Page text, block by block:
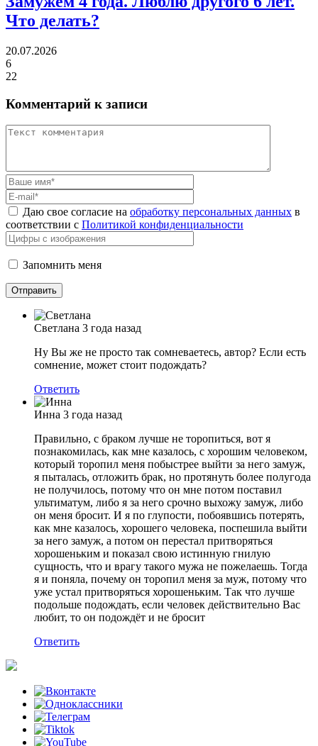
Что делать?
20.07.2026
6
22
Комментарий к записи
Даю свое согласие на обработку персональных данных в
соответствии с Политикой конфиденциальности
Запомнить меня
Светлана 3 года назад
Ну Вы же не просто так сомневаетесь, автор? Если есть
сомнение, может стоит подождать?
Ответить
Инна 3 года назад
Правильно, с браком лучше не торопиться, вот я
познакомилась, как мне казалось, с хорошим человеком,
который торопил меня побыстрее выйти за него замуж,
я пыталась, отложить брак, но протянуть более полугода
не получилось, потому что он мне потом поставил
ультиматум, либо я за него срочно выхожу замуж, либо
он меня бросит. И я по глупости, побоявшись потерять,
как мне казалось, хорошего человека, поспешила выйти
за него замуж, а потом он перестал притворяться
хорошеньким и показал свою истинную гнилую
сущность, что и врагу такого мужа не пожелаешь. Тогда
я и поняла, почему он торопил меня за муж, потому что
уже устал притворяться хорошеньким. Так что лучше
подольше подождать, если человек действительно Вас
любит, то он подождёт и не бросит
Ответить